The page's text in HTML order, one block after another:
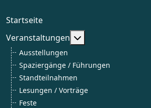
Startseite
Veranstaltungen
Weitere
Ausstellungen
Spaziergänge / Führungen
Standteilnahmen
Lesungen / Vorträge
Feste